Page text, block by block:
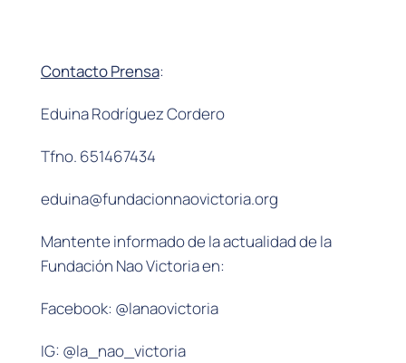
Contacto Prensa:
Eduina Rodríguez Cordero
Tfno. 651467434
eduina@fundacionnaovictoria.org
Mantente informado de la actualidad de la
Fundación Nao Victoria en:
Facebook: @lanaovictoria
IG: @la_nao_victoria